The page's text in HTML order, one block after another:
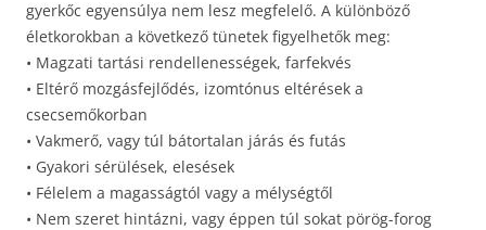
gyerkőc egyensúlya nem lesz megfelelő. A különböző
életkorokban a következő tünetek figyelhetők meg:
• Magzati tartási rendellenességek, farfekvés
• Eltérő mozgásfejlődés, izomtónus eltérések a
csecsemőkorban
• Vakmerő, vagy túl bátortalan járás és futás
• Gyakori sérülések, elesések
• Félelem a magasságtól vagy a mélységtől
• Nem szeret hintázni, vagy éppen túl sokat pörög-forog